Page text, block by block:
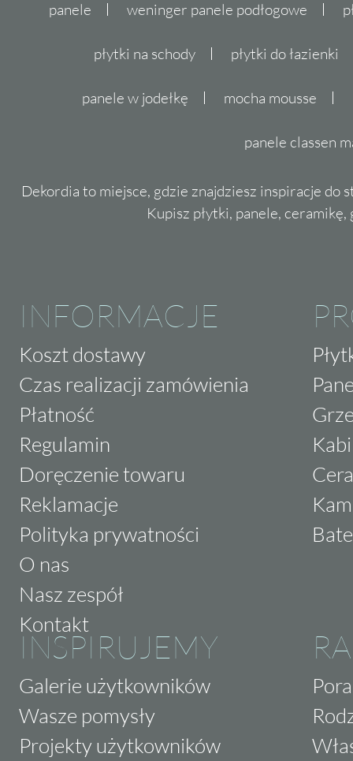
panele weninger panele podłogowe
płytki na schody płytki do łazienki
panele w jodełkę mocha mousse
panele classen
Dekordia to miejsce, gdzie znajdziesz inspiracje do
Kupisz płytki, panele,
INFORMACJE
Koszt dostawy
Czas realizacji zamówienia
Płatność
Regulamin
Doręczenie towaru
Reklamacje
Polityka prywatności
O nas
Nasz zespół
Kontakt
INSPIRUJEMY
Galerie użytkowników
Wasze pomysły
Projekty użytkowników